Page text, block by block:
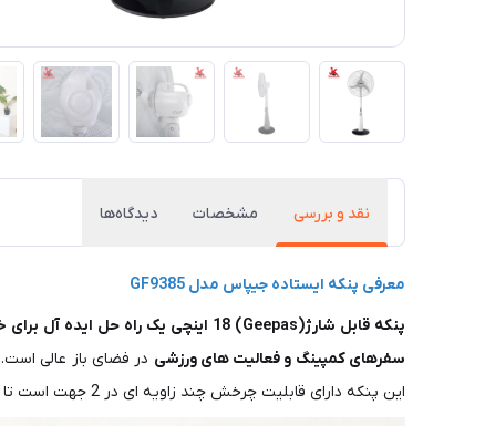
نقد و بررسی مشخصات دیدگاه‌ها
معرفی پنکه ایستاده جیپاس مدل GF9385
پنکه قابل شارژ(Geepas) 18 اینچی یک راه حل ایده آل برای خنک نگه داشتن شما در تمام طول روز است.
سفرهای کمپینگ و فعالیت های ورزشی در فضای باز عالی است.
این پنکه دارای قابلیت چرخش چند زاویه ای در 2 جهت است تا از تأمین یکنواخت هوای خنک در سراسر اتاق اطمینان حاصل شود. این پنکه مجهز به چراغ های نشانگر قرمز و سبز است.